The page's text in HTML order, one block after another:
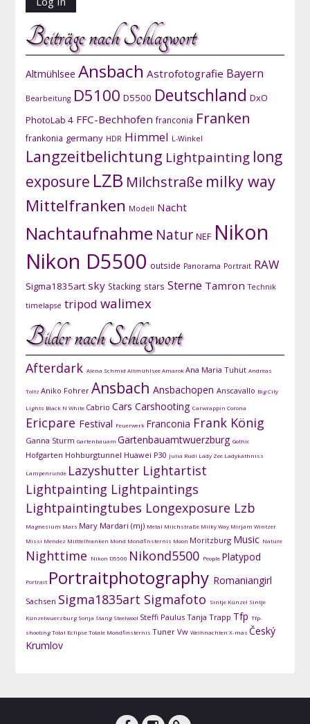
Beiträge nach Schlagwort
Altmühlsee Ansbach Astrofotografie Bayern
Bearbeitung D5100 D5500 Deutschland DxO
PhotoLab 4 FFC-Bechhofen franconia Franken
frankonia germany HDR Himmel L-Winkel
Langzeitbelichtung Lightpainting long
exposure LZB Milchstraße milky way
Mittelfranken Modell Nacht
Nachtaufnahme Natur NEF Nikon
Nikon D5500 outside Panorama Portrait RAW
Sigma1835art sky Stacking stars Sterne Tamron Technik
timelapse tripod walimex
Bilder nach Schlagwort
Afterdark Alena Schmid AltmühlseeAmarokAna Maria Tuhut Andreas
Toltz Aniko Fohrer Ansbach Ansbachopen Anscavallo Big City
Lights Black N White Cabrio Cars Carshooting Carwrappin Corona
Ericpare Festival Feuerwerk Franconia Frank König
Ganna Sturm Gartenbauam Gartenbauamtwuerzburg Gothic
Hofgarten Hohburgtunnel Huawei P30 Julia Rudi Lady Zee Ladykathniss
Lampenrunde Lazyshutter Lightartist
Lightpainting Lightpaintings
Lightpaintingtubes Longexposure Lzb
Magnesium Mars Mary Mardari (mj) Metal Milchstraße Milky Way Mirjam Wintzer
Missi Mendez Mitttelfranken Mond Mondfinsternis Moon Moritzburg Music Nature
Nighttime Nikon D5500 Nikond5500 People Platypod
Portrait Portraitphotography Romaniangirl
Sachsen Sigma1835art Sigmafoto Sintje Künzel Sintje
Künzelwuerzburg Sonja Stang Steelwool Steffi Paulus Tanja Trapp Tfp Tfp-
shootingTotal EclipseTotale Mondfinsternis Tuner Vw Weihnachten X-mas Český
Krumlov